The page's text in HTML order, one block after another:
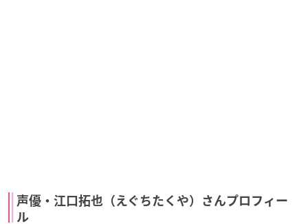
声優・江口拓也（えぐちたくや）さんプロフィー
ル